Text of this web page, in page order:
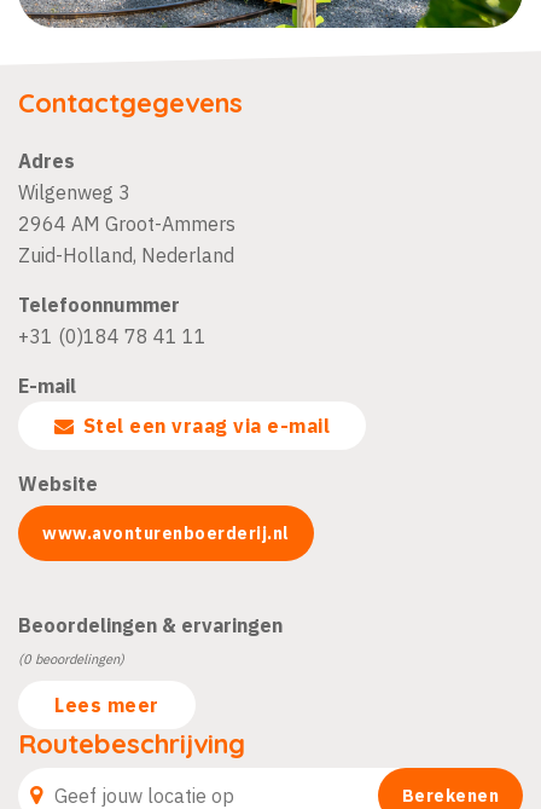
Contactgegevens
Adres
Wilgenweg 3
2964 AM Groot-Ammers
Zuid-Holland, Nederland
Telefoonnummer
+31 (0)184 78 41 11
E-mail
Stel een vraag via e-mail
Website
www.avonturenboerderij.nl
Beoordelingen & ervaringen
(0 beoordelingen)
Lees meer
Routebeschrijving